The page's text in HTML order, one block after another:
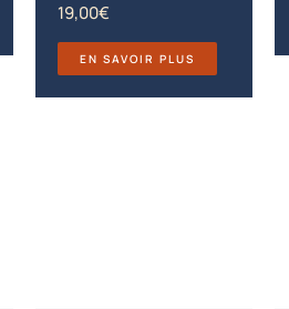
19,00€
EN SAVOIR PLUS